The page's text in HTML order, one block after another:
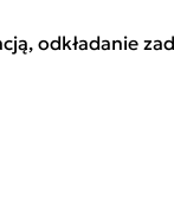
odkładanie